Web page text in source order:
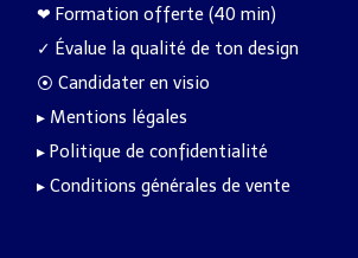
❤︎ Formation offerte (40 min)
✓ Évalue la qualité de ton design
⦿ Candidater en visio
▸ Mentions légales
▸ Politique de confidentialité
▸ Conditions générales de vente